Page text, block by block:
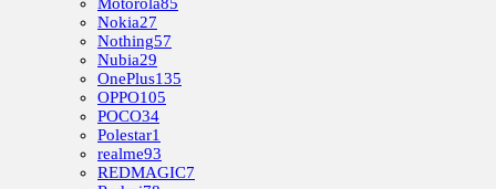
Motorola85
Nokia27
Nothing57
Nubia29
OnePlus135
OPPO105
POCO34
Polestar1
realme93
REDMAGIC7